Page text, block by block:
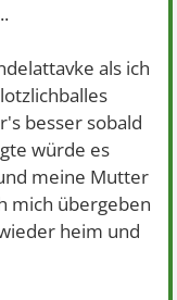
als ich
besser sobald
würde es
meine Mutter
mich übergeben
heim und